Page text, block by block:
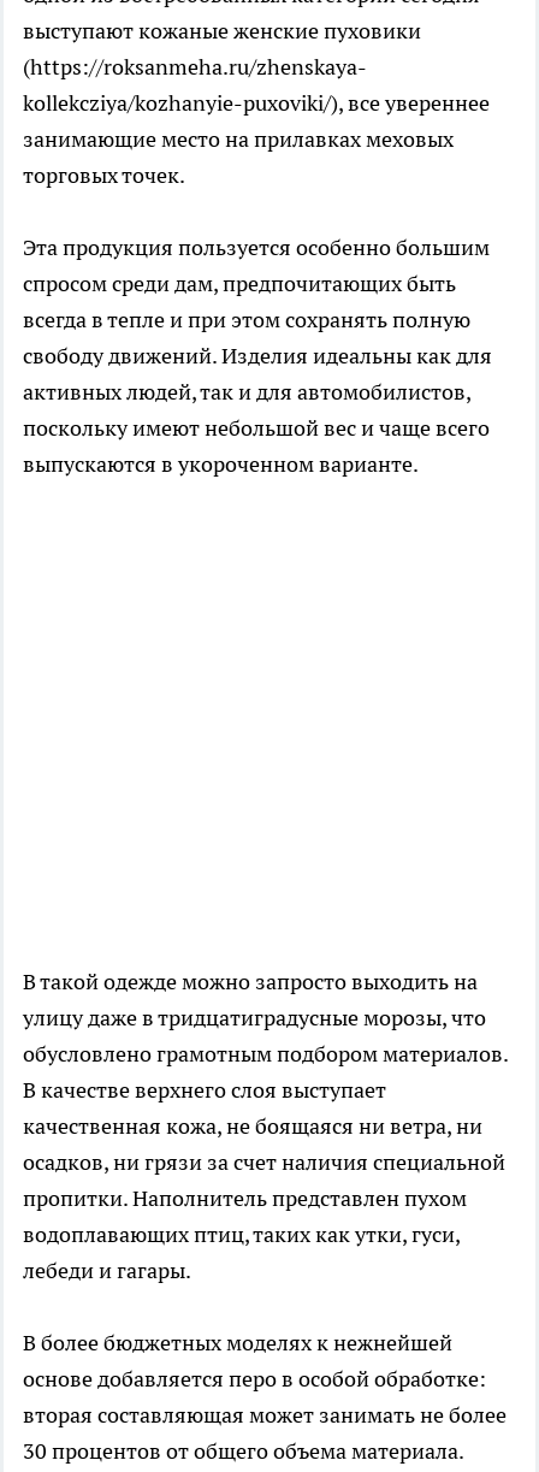
выступают кожаные женские пуховики
(https://roksanmeha.ru/zhenskaya-
kollekcziya/kozhanyie-puxoviki/), все увереннее
занимающие место на прилавках меховых
торговых точек.
Эта продукция пользуется особенно большим
спросом среди дам, предпочитающих быть
всегда в тепле и при этом сохранять полную
свободу движений. Изделия идеальны как для
активных людей, так и для автомобилистов,
поскольку имеют небольшой вес и чаще всего
выпускаются в укороченном варианте.
В такой одежде можно запросто выходить на
улицу даже в тридцатиградусные морозы, что
обусловлено грамотным подбором материалов.
В качестве верхнего слоя выступает
качественная кожа, не боящаяся ни ветра, ни
осадков, ни грязи за счет наличия специальной
пропитки. Наполнитель представлен пухом
водоплавающих птиц, таких как утки, гуси,
лебеди и гагары.
В более бюджетных моделях к нежнейшей
основе добавляется перо в особой обработке:
вторая составляющая может занимать не более
30 процентов от общего объема материала.